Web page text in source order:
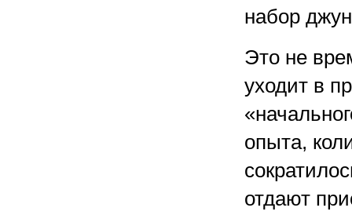
набор
Это не
уходит в
опыта,
отдают